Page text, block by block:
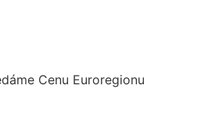
Cenu Euroregionu